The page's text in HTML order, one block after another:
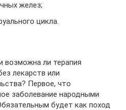
желез;
цикла.
возможна ли терапия
лекарств или
Первое, что
заболевание народными
будет как поход